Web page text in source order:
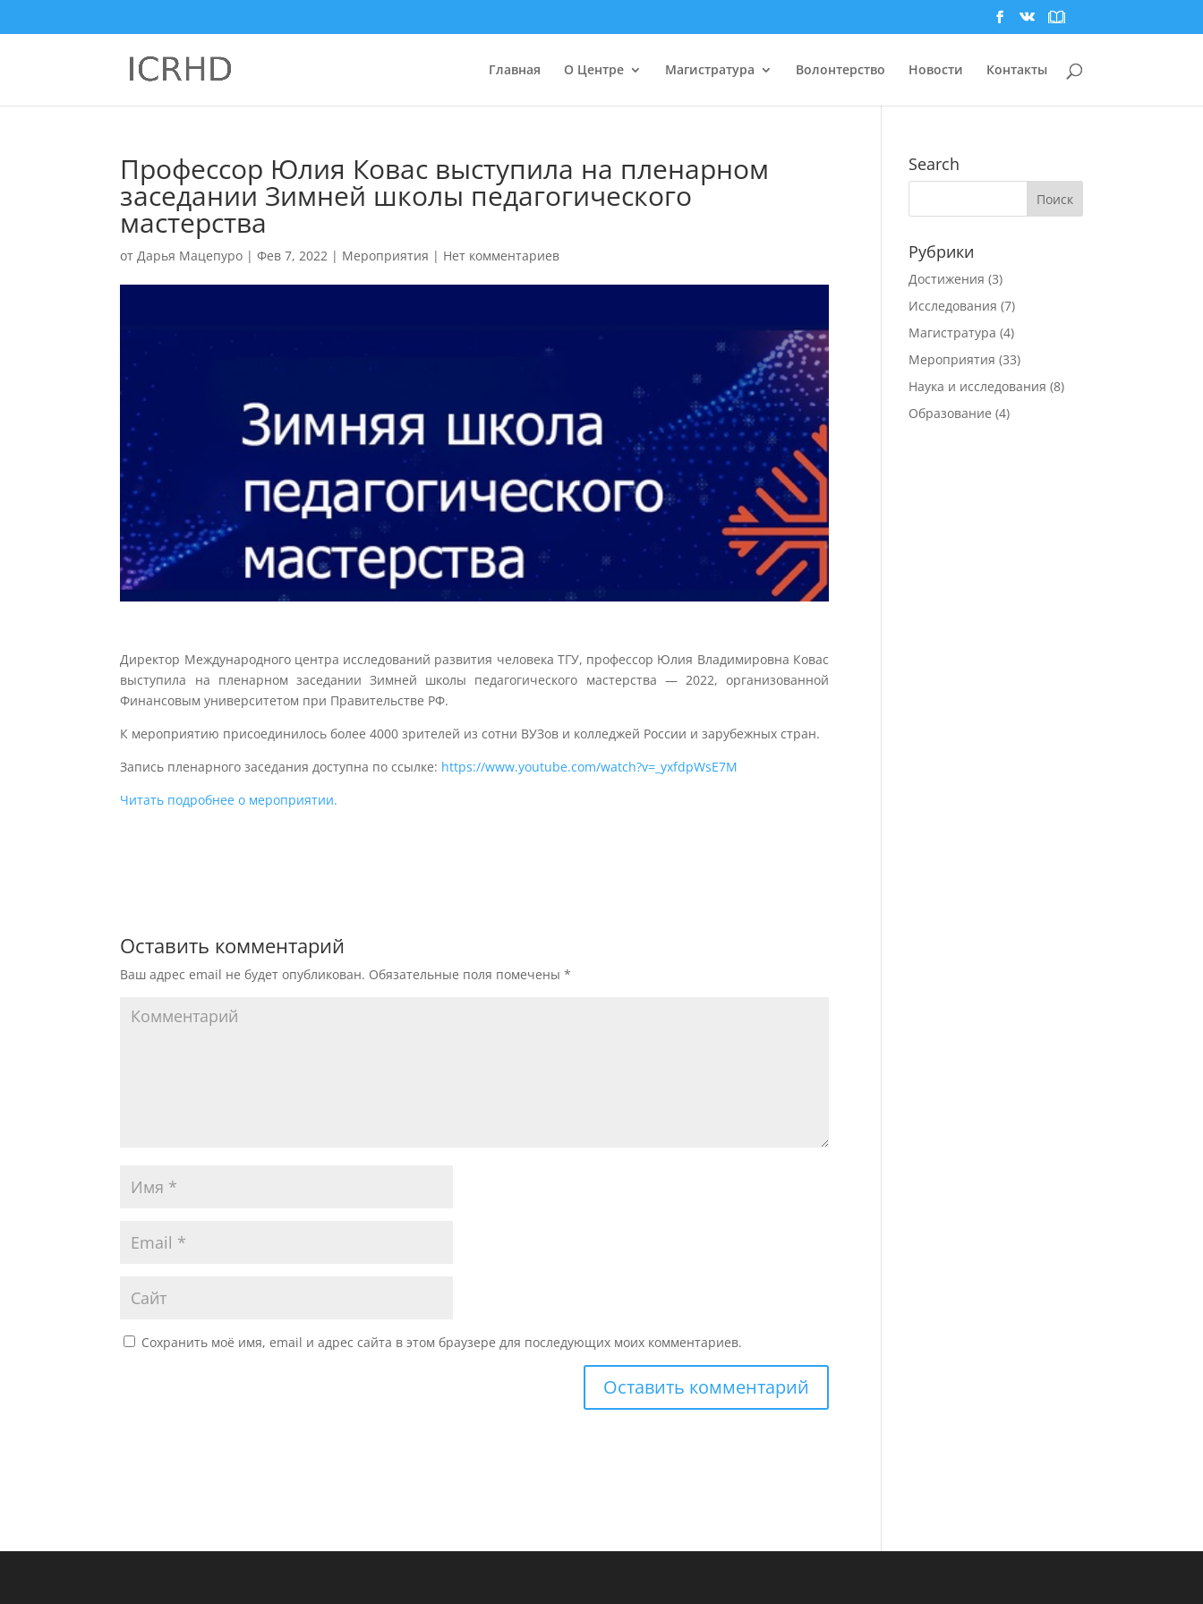
Главная О Центре Магистратура Волонтерство Новости Контакты
Профессор Юлия Ковас выступила на пленарном
заседании Зимней школы педагогического
мастерства
отДарья Мацепуро |Фев 7, 2022 | Мероприятия | Нет комментариев
Директор Международного центра исследований развития человека ТГУ, профессор Юлия Владимировна Ковас
выступила на пленарном заседании Зимней школы педагогического мастерства — 2022, организованной
Финансовым университетом при Правительстве РФ.
К мероприятию присоединилось более 4000 зрителей из сотни ВУЗов и колледжей России и зарубежных стран.
Запись пленарного заседания доступна по ссылке: https://www.youtube.com/watch?v=_yxfdpWsE7M
Читать подробнее о мероприятии.
Оставить комментарий
Ваш адрес email не будет опубликован. Обязательные поля помечены*
Сохранить моё имя, email и адрес сайта в этом браузере для последующих моих комментариев.
Search
Рубрики
Достижения (3)
Исследования (7)
Магистратура (4)
Мероприятия (33)
Наука и исследования (8)
Образование (4)